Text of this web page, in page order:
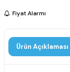
Fiyat Alarmı
Ürün Açıklaması